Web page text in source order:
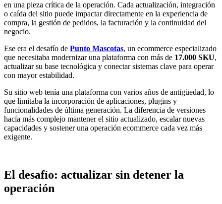
en una pieza crítica de la operación. Cada actualización, integración
o caída del sitio puede impactar directamente en la experiencia de
compra, la gestión de pedidos, la facturación y la continuidad del
negocio.
Ese era el desafío de Punto Mascotas, un ecommerce especializado
que necesitaba modernizar una plataforma con más de 17.000 SKU,
actualizar su base tecnológica y conectar sistemas clave para operar
con mayor estabilidad.
Su sitio web tenía una plataforma con varios años de antigüedad, lo
que limitaba la incorporación de aplicaciones, plugins y
funcionalidades de última generación. La diferencia de versiones
hacía más complejo mantener el sitio actualizado, escalar nuevas
capacidades y sostener una operación ecommerce cada vez más
exigente.
El desafío: actualizar sin detener la
operación